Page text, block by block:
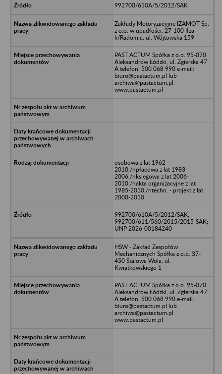
992700/610A/5/2012/SAK
Zakłady Motoryzacyjne IZAMOT Sp.
z o.o. w upadłości, 27-100 Iłża
k/Radomia, ul. Wójtowska 159
PAST ACTUM Spółka z o.o. 95-070
Aleksandrów Łódzki, ul. Zgierska 47
A telefon: 500 068 990 e-mail:
biuro@pastactum.pl lub
archiwa@pastactum.pl
www.pastactum.pl
osobowa z lat 1962-
2010,/npłacowa z lat 1983-
2006,/nksiegowa z lat 2006-
2010,/nakta organizacyjne z lat
1985-2010,/ntechn. - projekt z lat
2000-2010
992700/610A/5/2012/SAK,
992700/611/560/2015/2015-SAK;
UNP 2026-00184240
HSW - Zakład Zespołów
Mechanicznych Spółka z o.o. 37-
450 Stalowa Wola, ul.
Kwiatkowskiego 1
PAST ACTUM Spółka z o.o. 95-070
Aleksandrów Łódzki, ul. Zgierska 47
A telefon: 500 068 990 e-mail:
biuro@pastactum.pl lub
archiwa@pastactum.pl
www.pastactum.pl